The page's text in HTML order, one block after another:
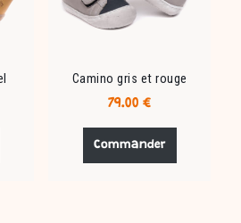
sur
produit
Camino gris et rouge
79.00 €
Commander
Ce
a